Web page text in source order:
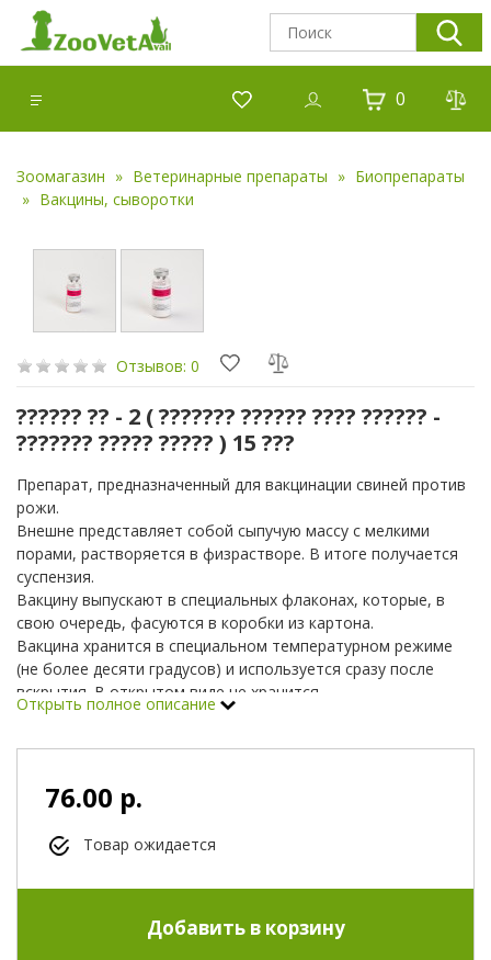
0
Зоомагазин Ветеринарные препараты
Биопрепараты
Вакцины, сыворотки
Отзывов: 0
?????? ?? - 2 ( ??????? ?????? ???? ?????? -
??????? ????? ????? ) 15 ???
Препарат, предназначенный для вакцинации свиней против
рожи.
Внешне представляет собой сыпучую массу с мелкими
порами, растворяется в физрастворе. В итоге получается
суспензия.
Вакцину выпускают в специальных флаконах, которые, в
свою очередь, фасуются в коробки из картона.
Вакцина хранится в специальном температурном режиме
(не более десяти градусов) и используется сразу после
вскрытия. В открытом виде не хранится.
ВР-2
вынужденно. И обязательно достижение поросёнком
Также иммунизации не подлежат – больные, слабые,
Открыть полное описание
76.00 р.
Товар ожидается